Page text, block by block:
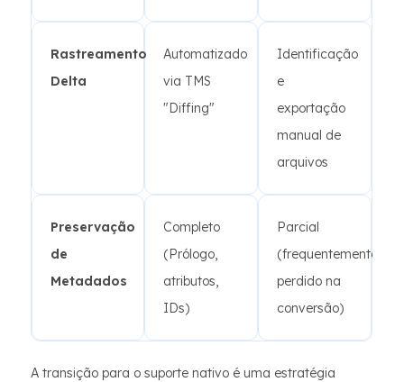
Rastreamento
Delta
Automatizado
via TMS
"Diffing"
Identificação
e
exportação
manual de
arquivos
Preservação
de
Metadados
Completo
(Prólogo,
atributos,
IDs)
Parcial
(frequentemente
perdido na
conversão)
A transição para o suporte nativo é uma estratégia